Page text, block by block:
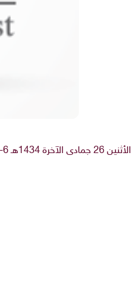
الأثنين 26 جمادى الآخرة 1434هـ 6-5-2013م